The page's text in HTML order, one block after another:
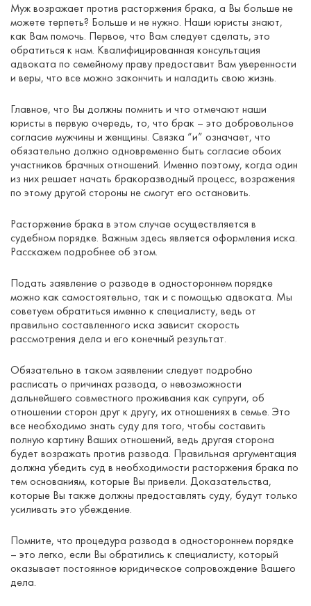
Муж возражает против расторжения брака, а Вы больше не
можете терпеть? Больше и не нужно. Наши юристы знают,
как Вам помочь. Первое, что Вам следует сделать, это
обратиться к нам. Квалифицированная консультация
адвоката по семейному праву предоставит Вам уверенности
и веры, что все можно закончить и наладить свою жизнь.
Главное, что Вы должны помнить и что отмечают наши
юристы в первую очередь, то, что брак – это добровольное
согласие мужчины и женщины. Связка “и” означает, что
обязательно должно одновременно быть согласие обоих
участников брачных отношений. Именно поэтому, когда один
из них решает начать бракоразводный процесс, возражения
по этому другой стороны не смогут его остановить.
Расторжение брака в этом случае осуществляется в
судебном порядке. Важным здесь является оформления иска.
Расскажем подробнее об этом.
Подать заявление о разводе в одностороннем порядке
можно как самостоятельно, так и с помощью адвоката. Мы
советуем обратиться именно к специалисту, ведь от
правильно составленного иска зависит скорость
рассмотрения дела и его конечный результат.
Обязательно в таком заявлении следует подробно
расписать о причинах развода, о невозможности
дальнейшего совместного проживания как супруги, об
отношении сторон друг к другу, их отношениях в семье. Это
все необходимо знать суду для того, чтобы составить
полную картину Ваших отношений, ведь другая сторона
будет возражать против развода. Правильная аргументация
должна убедить суд в необходимости расторжения брака по
тем основаниям, которые Вы привели. Доказательства,
которые Вы также должны предоставлять суду, будут только
усиливать это убеждение.
Помните, что процедура развода в одностороннем порядке
– это легко, если Вы обратились к специалисту, который
оказывает постоянное юридическое сопровождение Вашего
дела.